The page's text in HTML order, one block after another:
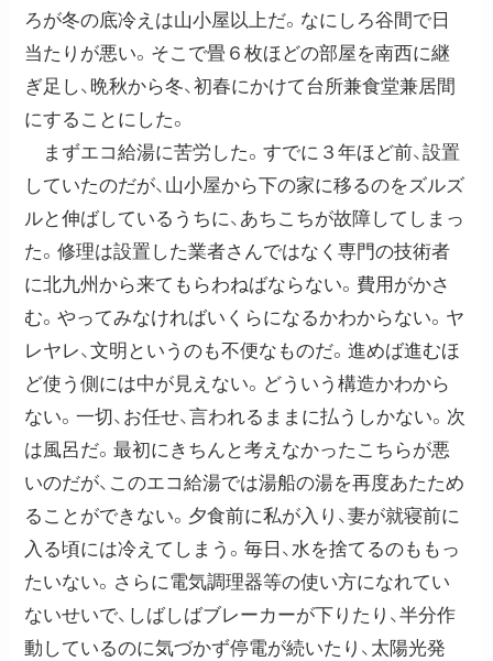
ろが冬の底冷えは山小屋以上だ。なにしろ谷間で日
当たりが悪い。そこで畳６枚ほどの部屋を南西に継
ぎ足し、晩秋から冬、初春にかけて台所兼食堂兼居間
にすることにした。
まずエコ給湯に苦労した。すでに３年ほど前、設置
していたのだが、山小屋から下の家に移るのをズルズ
ルと伸ばしているうちに、あちこちが故障してしまっ
た。修理は設置した業者さんではなく専門の技術者
に北九州から来てもらわねばならない。費用がかさ
む。やってみなければいくらになるかわからない。ヤ
レヤレ、文明というのも不便なものだ。進めば進むほ
ど使う側には中が見えない。どういう構造かわから
ない。一切、お任せ、言われるままに払うしかない。次
は風呂だ。最初にきちんと考えなかったこちらが悪
いのだが、このエコ給湯では湯船の湯を再度あたため
ることができない。夕食前に私が入り、妻が就寝前に
入る頃には冷えてしまう。毎日、水を捨てるのももっ
たいない。さらに電気調理器等の使い方になれてい
ないせいで、しばしばブレーカーが下りたり、半分作
動しているのに気づかず停電が続いたり、太陽光発